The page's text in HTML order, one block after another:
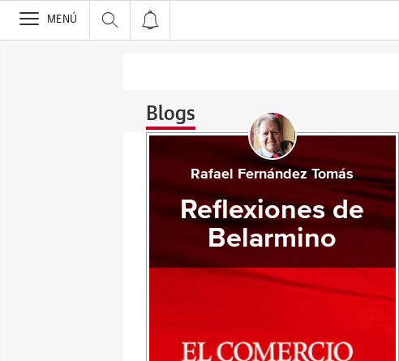
>
MENÚ
Blogs
Rafael Fernández Tomás
Reflexiones de
Belarmino